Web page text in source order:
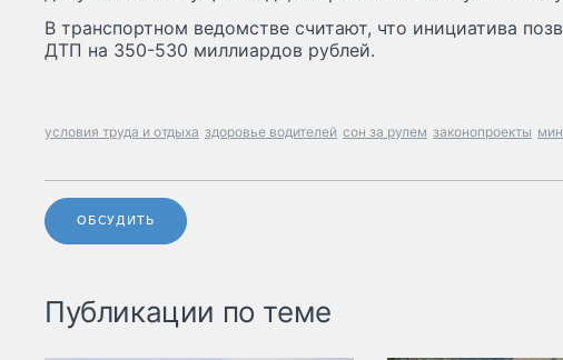
В транспортном ведомстве считают, что инициатива
ДТП на 350-530 миллиардов рублей.
условия труда и отдыха здоровье водителей сон за рулем законопроекты
ОБСУДИТЬ
Публикации по теме